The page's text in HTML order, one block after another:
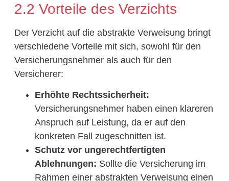
2.2 Vorteile des Verzichts
Der Verzicht auf die abstrakte Verweisung bringt
verschiedene Vorteile mit sich, sowohl für den
Versicherungsnehmer als auch für den
Versicherer:
Erhöhte Rechtssicherheit:
Versicherungsnehmer haben einen klareren
Anspruch auf Leistung, da er auf den
konkreten Fall zugeschnitten ist.
Schutz vor ungerechtfertigten
Ablehnungen: Sollte die Versicherung im
Rahmen einer abstrakten Verweisung einen